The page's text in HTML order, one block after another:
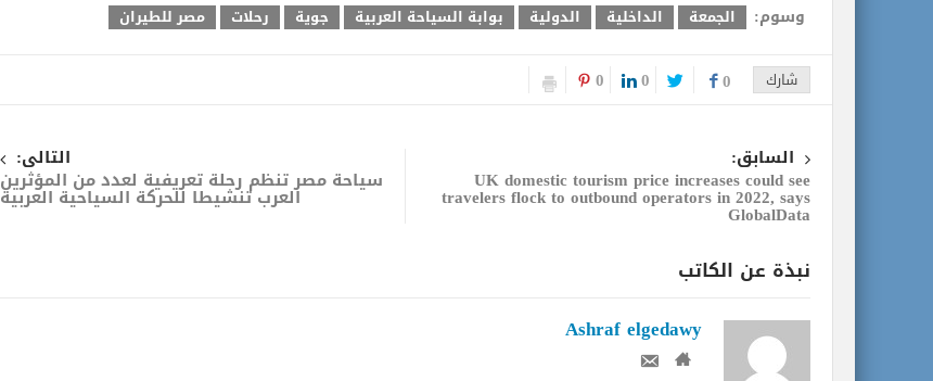
وسوم: الجمعة الداخلية الدولية بوابة السياحة العربية جوية رحلات مصر للطيران
شارك 0
0
0
السابق:
UK domestic tourism price increases could see
travelers flock to outbound operators in 2022, says
GlobalData
التالى:
سياحة مصر تنظم رحلة تعريفية لعدد من المؤثرين
العرب تنشيطا للحركة السياحية العربية
نبذة عن الكاتب
Ashraf elgedawy